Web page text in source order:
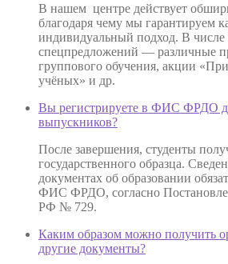
В нашем центре действует
благодаря чему мы гарантируем
индивидуальный подход. В
спецпредложений — различные
группового обучения, акции
учёных» и др.
Вы регистрируете в ФИС ФРДО
выпускников?
После завершения, студенты
государственного образца.
документах об образовании
ФИС ФРДО, согласно
РФ № 729.
Каким образом можно получить
другие документы?